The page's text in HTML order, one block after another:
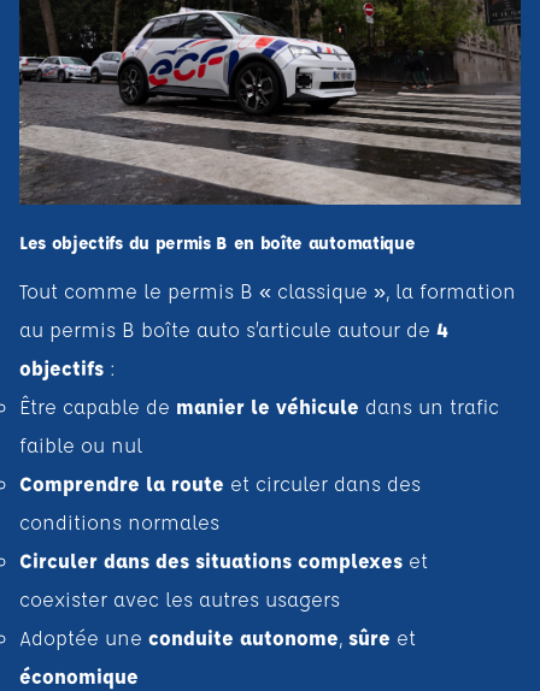
Les objectifs du permis B en boîte automatique
Tout comme le permis B « classique », la formation
au permis B boîte auto s’articule autour de 4
objectifs :
Être capable de manier le véhicule dans un trafic
faible ou nul
Comprendre la route et circuler dans des
conditions normales
Circuler dans des situations complexes et
coexister avec les autres usagers
Adoptée une conduite autonome, sûre et
économique